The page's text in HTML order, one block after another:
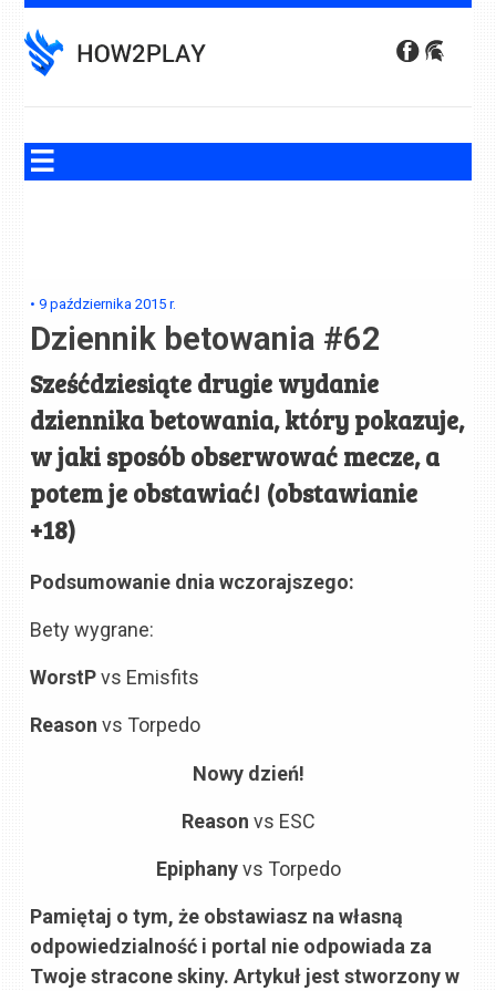
to
content
•9 października 2015 r.
Dziennik betowania #62
Sześćdziesiąte drugie wydanie
dziennika betowania, który pokazuje,
w jaki sposób obserwować mecze, a
potem je obstawiać! (obstawianie
+18)
Podsumowanie dnia wczorajszego:
Bety wygrane:
WorstPvs Emisfits
Reason vs Torpedo
Nowy dzień!
Reason vs ESC
Epiphanyvs Torpedo
Pamiętaj o tym, że obstawiasz na własną
odpowiedzialność i portal nie odpowiada za
Twoje stracone skiny. Artykuł jest stworzony w